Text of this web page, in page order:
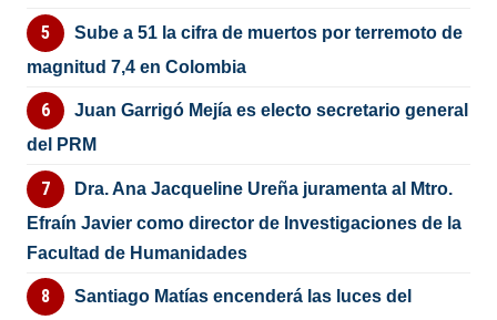
Sube a 51 la cifra de muertos por terremoto de
magnitud 7,4 en Colombia
Juan Garrigó Mejía es electo secretario general
del PRM
Dra. Ana Jacqueline Ureña juramenta al Mtro.
Efraín Javier como director de Investigaciones de la
Facultad de Humanidades
Santiago Matías encenderá las luces del